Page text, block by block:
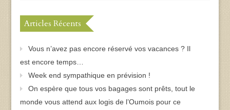
Articles Récents
Vous n’avez pas encore réservé vos vacances ? Il
est encore temps…
Week end sympathique en prévision !
On espère que tous vos bagages sont prêts, tout le
monde vous attend aux logis de l’Oumois pour ce